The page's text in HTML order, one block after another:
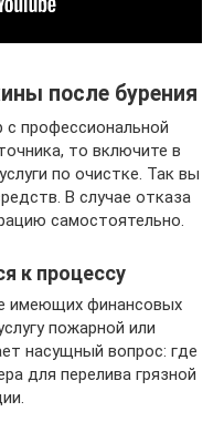
после бурения
профессиональной
то включите в
по очистке. Так вы
В случае отказа
самостоятельно.
к процессу
имеющих финансовых
пожарной или
насущный вопрос: где
для перелива грязной